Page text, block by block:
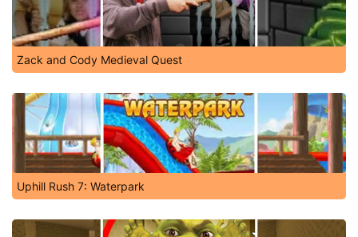
Zack and Cody Medieval Quest
Uphill Rush 7: Waterpark